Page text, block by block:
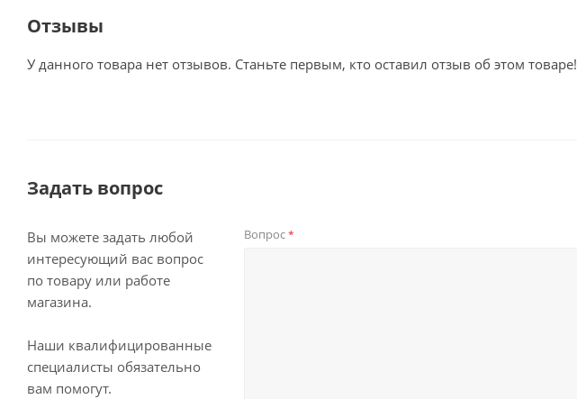
Отзывы
У данного товара нет отзывов. Станьте первым, кто оставил отзыв об этом товаре!
Задать вопрос
Вы можете задать любой
интересующий вас вопрос
по товару или работе
магазина.
Наши квалифицированные
специалисты обязательно
вам помогут.
Вопрос*